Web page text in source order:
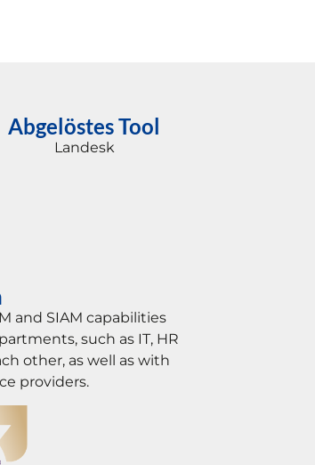
Abgelöstes Tool
Landesk
and SIAM capabilities
such as IT, HR
other, as well as with
providers.